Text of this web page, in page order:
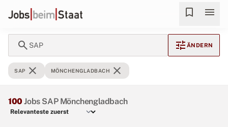
bookmark menu
search SAP tune ÄNDERN
SAP close MÖNCHENGLADBACH close
100Jobs SAP Mönchengladbach